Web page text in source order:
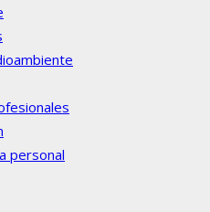
personal